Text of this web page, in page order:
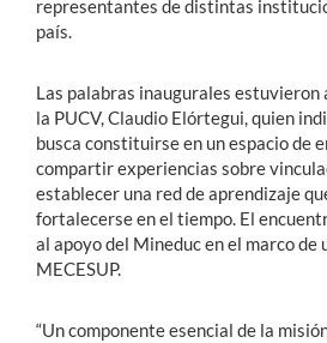
representantes de distintas
país.
Las palabras inaugurales estuvieron
la PUCV, Claudio Elórtegui, quien
busca constituirse en un espacio de
compartir experiencias sobre
establecer una red de aprendizaje
fortalecerse en el tiempo. El
al apoyo del Mineduc en el marco de
MECESUP.
“Un componente esencial de la